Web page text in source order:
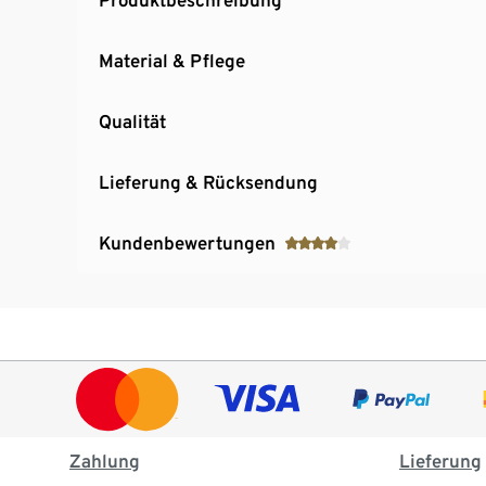
Material & Pflege
Qualität
Lieferung & Rücksendung
Kundenbewertungen
Zahlung Lieferung